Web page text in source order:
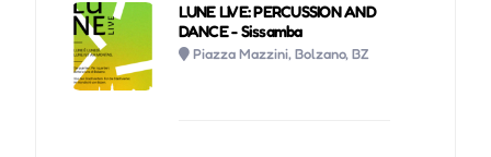
LUNE LIVE: PERCUSSION AND
DANCE - Sissamba
Piazza Mazzini, Bolzano, BZ